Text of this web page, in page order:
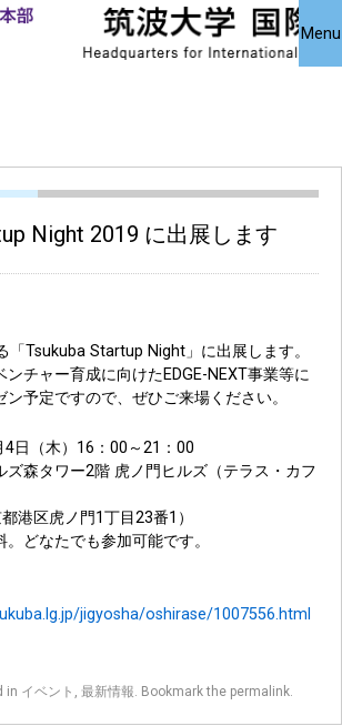
Menu
Close
国際産学連携
本部公募事業
共同研究受
究・知的財
Night 2019 に出展します
「Tsukuba Startup Night」に出展します。
チャー育成に向けたEDGE-NEXT事業等に
予定ですので、ぜひご来場ください。
4日（木）16：00～21：00
ズ森タワー2階 虎ノ門ヒルズ（テラス・カフ
港区虎ノ門1丁目23番1）
。どなたでも参加可能です。
jigyosha/oshirase/1007556.html
in イベント , 最新情報. Bookmark the permalink.